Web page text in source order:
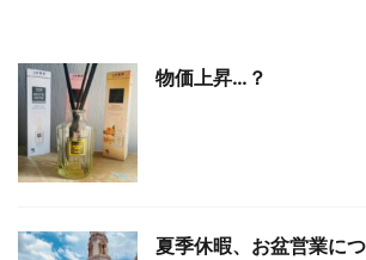
物価上昇…？
夏季休暇、お盆営業に